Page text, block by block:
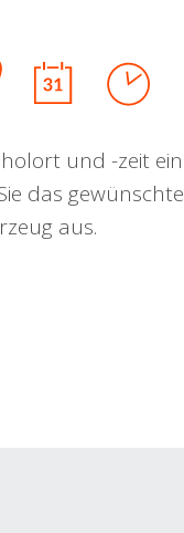
und -zeit ein
das gewünschte
aus.